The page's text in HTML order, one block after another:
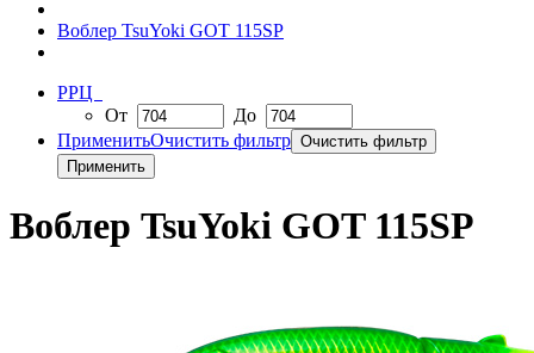
Воблер TsuYoki GOT 115SP
РРЦ
От
До
ПрименитьОчистить фильтр
Воблер TsuYoki GOT 115SP